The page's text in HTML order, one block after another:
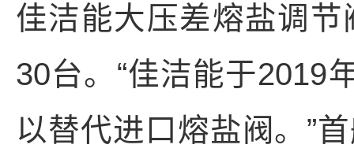
佳洁能大压差熔盐调
30台。“佳洁能于2019
以替代进口熔盐阀。”